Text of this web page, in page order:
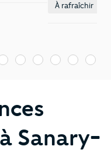
À rafraîchir
9 10 11 12 13
Sanary-